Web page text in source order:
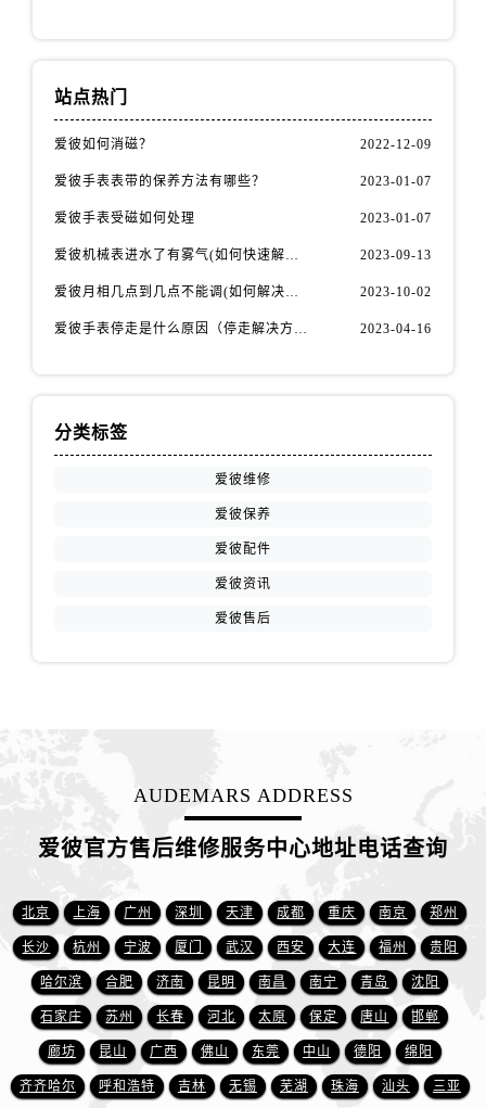
安徽省蚌埠市蚌山区淮河路爱彼售后服务中心（需提前预约）
安徽省淮南市田家庵区国庆中路爱彼售后服务中心（需提前预约）
安徽省六安市金安区解放中路爱彼售后服务中心（需提前预约）
安徽省马鞍山市雨山区湖南西路爱彼售后服务中心（需提前预约）
安徽省宿州市埇桥区人民中路爱彼售后服务中心（需提前预约）
安徽省铜陵市铜官区石城大道爱彼售后服务中心（需提前预约）
安徽省芜湖市镜湖区中山路步行街爱彼售后服务中心（需提前预约）
安徽省宣城市宣州区叠嶂西路爱彼售后服务中心（需提前预约）
福建省龙岩市新罗区九一南路爱彼售后服务中心（需提前预约）
站点热门
爱彼如何消磁？ 2022-12-09
爱彼手表表带的保养方法有哪些？ 2023-01-07
爱彼手表受磁如何处理 2023-01-07
爱彼机械表进水了有雾气(如何快速解决问题) 2023-09-13
爱彼月相几点到几点不能调(如何解决问题) 2023-10-02
爱彼手表停走是什么原因（停走解决方法） 2023-04-16
分类标签
爱彼维修
爱彼保养
爱彼配件
爱彼资讯
爱彼售后
AUDEMARS ADDRESS
爱彼官方售后维修服务中心地址电话查询
北京 上海 广州 深圳 天津 成都 重庆 南京 郑州
长沙 杭州 宁波 厦门 武汉 西安 大连 福州 贵阳
哈尔滨 合肥 济南 昆明 南昌 南宁 青岛 沈阳
石家庄 苏州 长春 河北 太原 保定 唐山 邯郸
廊坊 昆山 广西 佛山 东莞 中山 德阳 绵阳
齐齐哈尔 呼和浩特 吉林 无锡 芜湖 珠海 汕头 三亚